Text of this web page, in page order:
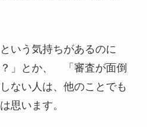
いう気持ちがあるのに
？」とか、 「審査が面倒
ない人は、他のことでも
思います。